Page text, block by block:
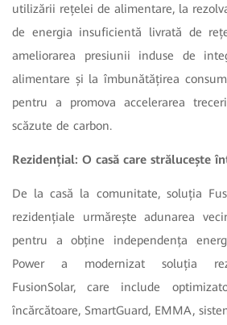
utilizării rețelei de alimentare, la
de energia insuficientă livrată de
ameliorarea presiunii induse de
alimentare și la îmbunătățirea
pentru a promova accelerarea
scăzute de carbon.
Rezidențial: O casă care strălucește
De la casă la comunitate, soluția
rezidențiale urmărește adunarea
pentru a obține independența
Power a modernizat soluția
FusionSolar, care include
încărcătoare, SmartGuard, EMMA,